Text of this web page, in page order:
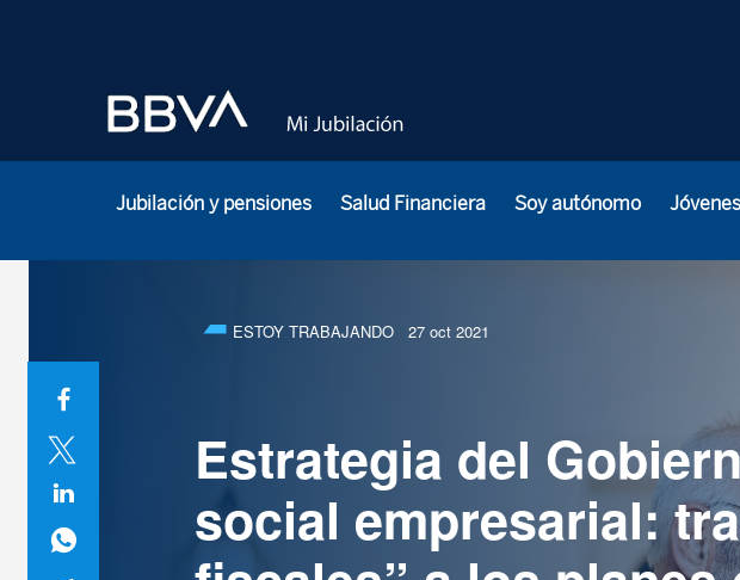
Jubilación y pensiones Salud Financiera Soy autónomo Jóvenes
ESTOY TRABAJANDO27 oct 2021
Estrategia del
social empresarial: